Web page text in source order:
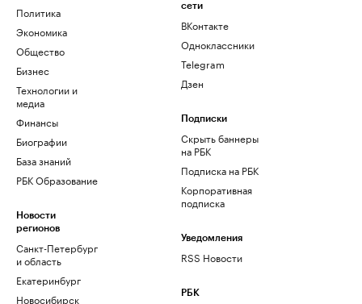
Политика
Экономика
Общество
Бизнес
Технологии и
медиа
Финансы
Биографии
База знаний
РБК Образование
Новости
регионов
Санкт-Петербург
и область
Екатеринбург
Новосибирск
сети
ВКонтакте
Одноклассники
Telegram
Дзен
Подписки
Скрыть баннеры
на РБК
Подписка на РБК
Корпоративная
подписка
Уведомления
RSS Новости
РБК